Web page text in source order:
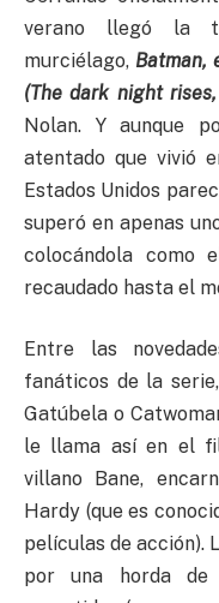
verano llegó la
murciélago, Batman,
(The dark night rises,
Nolan. Y aunque
atentado que vivió
Estados Unidos
superó en apenas
colocándola como
recaudado hasta el
Entre las
fanáticos de la
Gatúbela o
le llama así en el
villano Bane,
Hardy (que es
películas de acción).
por una horda de